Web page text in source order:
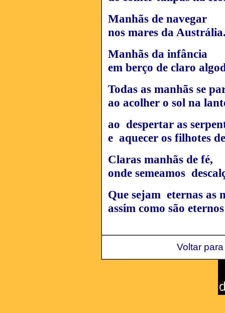
Manhãs de navegar
nos mares da
Manhãs da infância
em berço de claro
Todas as manhãs se
ao acolher o sol na
ao despertar as
e aquecer os filhotes
Claras manhãs de fé,
onde semeamos
Que sejam eternas as
assim como são
Voltar